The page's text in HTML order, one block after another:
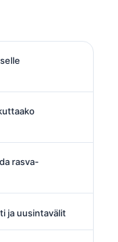
rasva-
ja uusintavälit